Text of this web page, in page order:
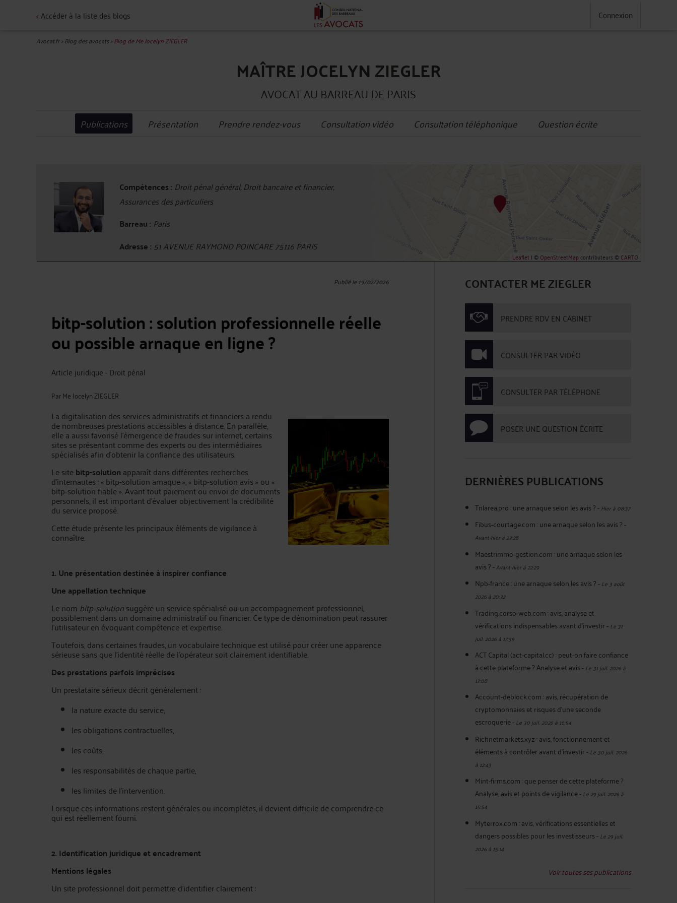
<Accéder à la liste des blogs Connexion
Avocat.fr>Blog des avocats>Blog de Me Jocelyn ZIEGLER
MAÎTRE JOCELYN ZIEGLER
AVOCAT AU BARREAU DE PARIS
Publications Présentation Prendre rendez-vous Consultation vidéo Consultation téléphonique Question écrite
Compétences : Droit pénal général, Droit bancaire et financier,
Assurances des particuliers
Barreau : Paris
Adresse : 51 AVENUE RAYMOND POINCARE 75116 PARIS
Leaflet | ©OpenStreetMapcontributeurs ©CARTO
Publié le 19/02/2026
bitp-solution : solution professionnelle réelle
ou possible arnaque en ligne ?
Article juridique - Droit pénal
ParMe Jocelyn ZIEGLER
La digitalisation des services administratifs et financiers a rendu
de nombreuses prestations accessibles à distance. En parallèle,
elle a aussi favorisé l’émergence de fraudes sur internet, certains
sites se présentant comme des experts ou des intermédiaires
spécialisés afin d’obtenir la confiance des utilisateurs.
Le sitebitp-solution apparaît dans différentes recherches
d’internautes : « bitp-solution arnaque », « bitp-solution avis » ou «
bitp-solution fiable ». Avant tout paiement ou envoi de documents
personnels, il est important d’évaluer objectivement la crédibilité
du service proposé.
Cette étude présente les principaux éléments de vigilance à
connaître.
1. Une présentation destinée à inspirer confiance
Une appellation technique
Le nom bitp-solutionsuggère un service spécialisé ou un accompagnement professionnel,
possiblement dans un domaine administratif ou financier. Ce type de dénomination peut rassurer
l’utilisateur en évoquant compétence et expertise.
Toutefois, dans certaines fraudes, un vocabulaire technique est utilisé pour créer une apparence
sérieuse sans que l’identité réelle de l’opérateur soit clairement identifiable.
Des prestations parfois imprécises
Un prestataire sérieux décrit généralement :
la nature exacte du service,
les obligations contractuelles,
les coûts,
les responsabilités de chaque partie,
les limites de l’intervention.
Lorsque ces informations restent générales ou incomplètes, il devient difficile de comprendre ce
qui est réellement fourni.
2. Identification juridique et encadrement
Mentions légales
Un site professionnel doit permettre d’identifier clairement :
CONTACTER ME ZIEGLER
PRENDRE RDV EN CABINET
CONSULTER PAR VIDÉO
CONSULTER PAR TÉLÉPHONE
POSER UNE QUESTION ÉCRITE
DERNIÈRES PUBLICATIONS
Tnlarea.pro : une arnaque selon les avis ?-Hier à 08:37
Fibus-courtage.com : une arnaque selon les avis ?-
Avant-hier à 23:28
Maestrimmo-gestion.com : une arnaque selon les
avis ?-Avant-hier à 22:29
Npb-france : une arnaque selon les avis ?-Le 3 août
2026 à 20:32
Trading.corso-web.com : avis, analyse et
vérifications indispensables avant d'investir-Le 31
juil. 2026 à 17:39
ACT Capital (act-capital.cc) : peut-on faire confiance
à cette plateforme ? Analyse et avis-Le 31 juil. 2026 à
17:08
Account-deblock.com : avis, récupération de
cryptomonnaies et risques d'une seconde
escroquerie-Le 30 juil. 2026 à 16:54
Richnetmarkets.xyz : avis, fonctionnement et
éléments à contrôler avant d’investir-Le 30 juil. 2026
à 12:43
Mint-firms.com : que penser de cette plateforme ?
Analyse, avis et points de vigilance-Le 29 juil. 2026 à
15:54
Myterrox.com : avis, vérifications essentielles et
dangers possibles pour les investisseurs-Le 29 juil.
2026 à 15:14
Voir toutes ses publications